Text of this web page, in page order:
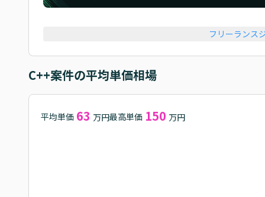
フリーランス
C++案件の平均単価相場
平均単価 63 万円最高単価 150 万円